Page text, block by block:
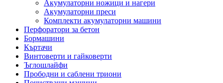
Акумулаторни ножици и нагери
Акумулаторни преси
Комплекти акумулаторни машини
Перфоратори за бетон
Бормашини
Къртачи
Винтоверти и гайковерти
Ъглошлайфи
Прободни и саблени триони